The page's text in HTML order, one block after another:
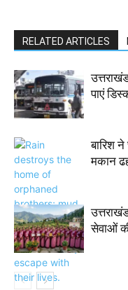
RELATED ARTICLES
पाएं
बारिश
मकान
सेवाओं